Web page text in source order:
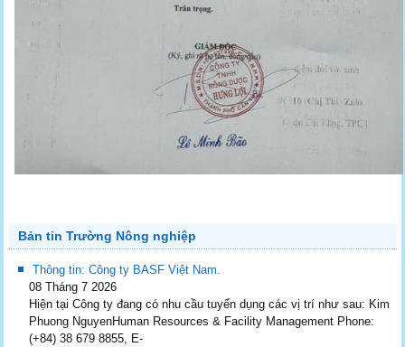
Bản tin Trường Nông nghiệp
Thông tin: Công ty BASF Việt Nam.
08 Tháng 7 2026
Hiện tại Công ty đang có nhu cầu tuyển dụng các vị trí như sau: Kim
Phuong NguyenHuman Resources & Facility Management Phone:
(+84) 38 679 8855, E-